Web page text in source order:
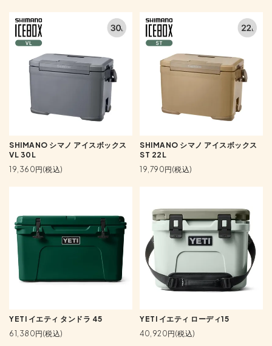
SHIMANO シマノ アイスボックス
VL 30L
19,360円(税込)
SHIMANO シマノ アイスボックス
ST 22L
19,790円(税込)
YETI イエティ タンドラ 45
61,380円(税込)
YETI イエティ ローディ15
40,920円(税込)